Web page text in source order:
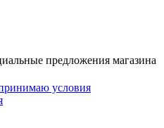
предложения магазина
условия